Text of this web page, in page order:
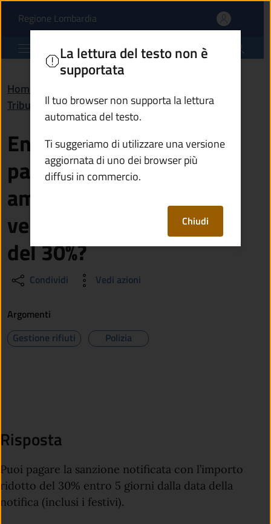
Entro quanti giorni
Regione Lombardia(apre in un'altra scheda).
Comune di Malonno
Home
Tributi, finanze e contravvenzioni
Entro quanti giorni devo
pagare la sanzione
amministrativa per poter
versare l’importo ridotto
del 30%?
Condividi Vedi azioni
La lettura del testo non è
supportata
Il tuo browser non supporta la lettura
automatica del testo.
Ti suggeriamo di utilizzare una versione
aggiornata di uno dei browser più
diffusi in commercio.
Chiudi
Argomenti
Gestione rifiuti
Polizia
Risposta
Puoi pagare la sanzione notificata con l’importo
ridotto del 30% entro 5 giorni dalla data della
notifica (inclusi i festivi).